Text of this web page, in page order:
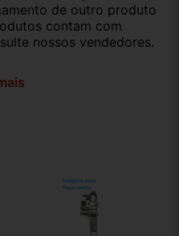
de outro produto
contam com
nossos vendedores.